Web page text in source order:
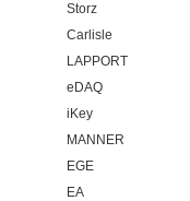
Storz
Carlisle
LAPPORT
eDAQ
iKey
MANNER
EGE
EA